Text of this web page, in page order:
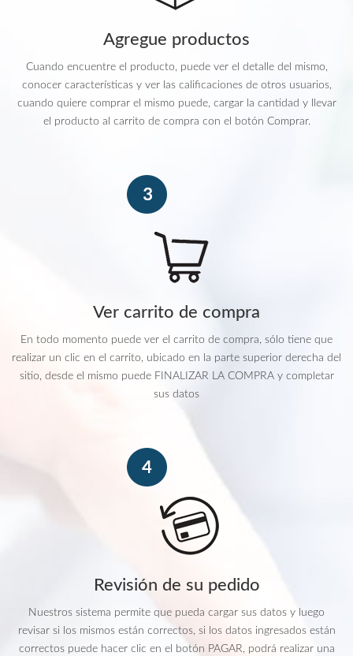
Agregue productos
Cuando encuentre el producto, puede ver el detalle del mismo,
conocer características y ver las calificaciones de otros usuarios,
cuando quiere comprar el mismo puede, cargar la cantidad y llevar
el producto al carrito de compra con el botón Comprar.
Ver carrito de compra
En todo momento puede ver el carrito de compra, sólo tiene que
realizar un clic en el carrito, ubicado en la parte superior derecha del
sitio, desde el mismo puede FINALIZAR LA COMPRA y completar
sus datos
Revisión de su pedido
Nuestros sistema permite que pueda cargar sus datos y luego
revisar si los mismos están correctos, si los datos ingresados están
correctos puede hacer clic en el botón PAGAR, podrá realizar una